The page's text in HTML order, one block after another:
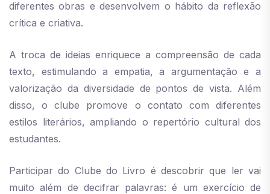
diferentes obras e desenvolvem o hábito da reflexão
crítica e criativa.
A troca de ideias enriquece a compreensão de cada
texto, estimulando a empatia, a argumentação e a
valorização da diversidade de pontos de vista. Além
disso, o clube promove o contato com diferentes
estilos literários, ampliando o repertório cultural dos
estudantes.
Participar do Clube do Livro é descobrir que ler vai
muito além de decifrar palavras: é um exercício de